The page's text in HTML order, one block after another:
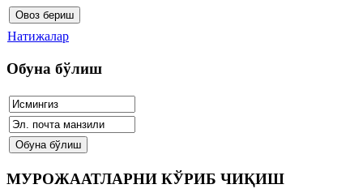
Натижалар
Обуна бўлиш
МУРОЖААТЛАРНИ КЎРИБ ЧИҚИШ